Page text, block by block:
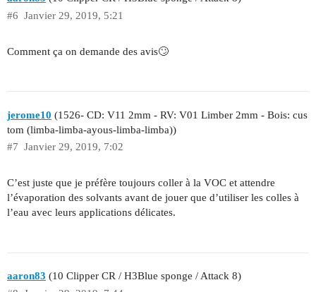
Janvier 29, 2019, 5:21
#6
Comment ça on demande des avis🙄
jerome10 (1526- CD: V11 2mm - RV: V01 Limber 2mm - Bois: cus
tom (limba-limba-ayous-limba-limba))
Janvier 29, 2019, 7:02
#7
C’est juste que je préfère toujours coller à la VOC et attendre
l’évaporation des solvants avant de jouer que d’utiliser les colles à
l’eau avec leurs applications délicates.
aaron83 (10 Clipper CR / H3Blue sponge / Attack 8)